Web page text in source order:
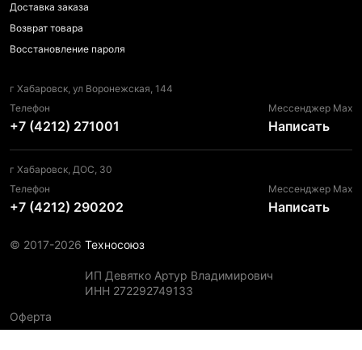
Доставка заказа
Возврат товара
Восстановление пароля
г Хабаровск, ул Воронежская, 144
Телефон
+7 (4212) 271001
Мессенджер Max
Написать
г Хабаровск, ДОС, 30
Телефон
+7 (4212) 290202
Мессенджер Max
Написать
© 2017-2026 Техносоюз
ИП Девятко Артур Владимирович
ИНН 272292749133
Оферта